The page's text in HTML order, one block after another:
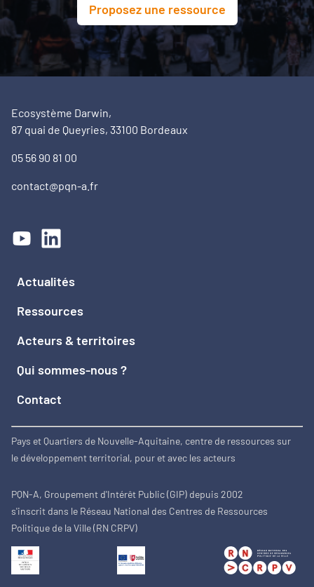
Proposez une ressource
Ecosystème Darwin,
87 quai de Queyries, 33100 Bordeaux
05 56 90 81 00
contact@pqn-a.fr
Actualités
Ressources
Acteurs & territoires
Qui sommes-nous ?
Contact
Pays et Quartiers de Nouvelle-Aquitaine, centre de ressources sur
le développement territorial, pour et avec les acteurs
PQN-A, Groupement d'Intérêt Public (GIP) depuis 2002
s'inscrit dans le Réseau National des Centres de Ressources
Politique de la Ville (RN CRPV)